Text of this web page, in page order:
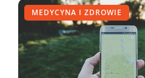
MIESZKANIE
MEDYCYNA I ZDROWIE
MIESZKANIE